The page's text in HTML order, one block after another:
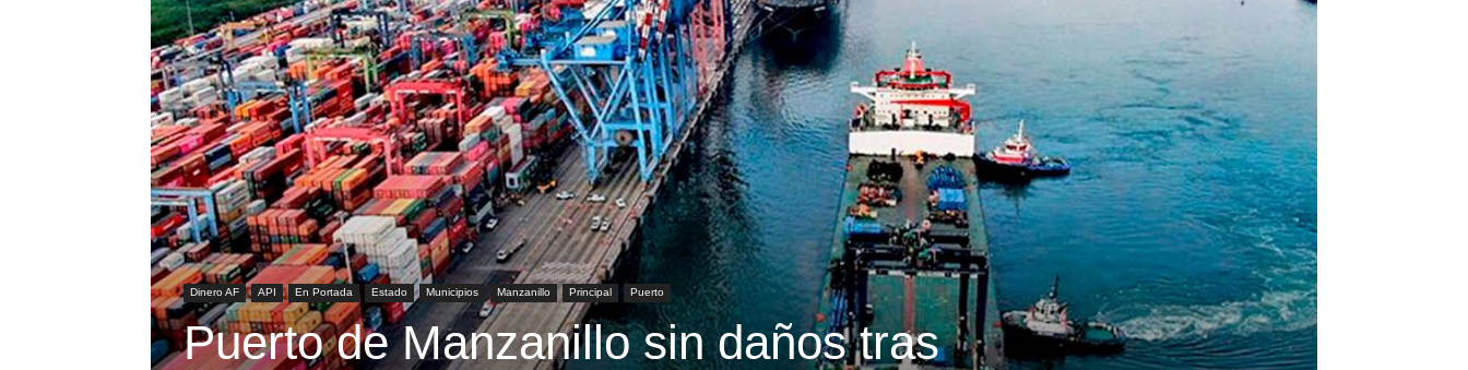
Dinero AF API En Portada Estado Municipios Manzanillo Principal Puerto
Puerto de Manzanillo sin daños tras